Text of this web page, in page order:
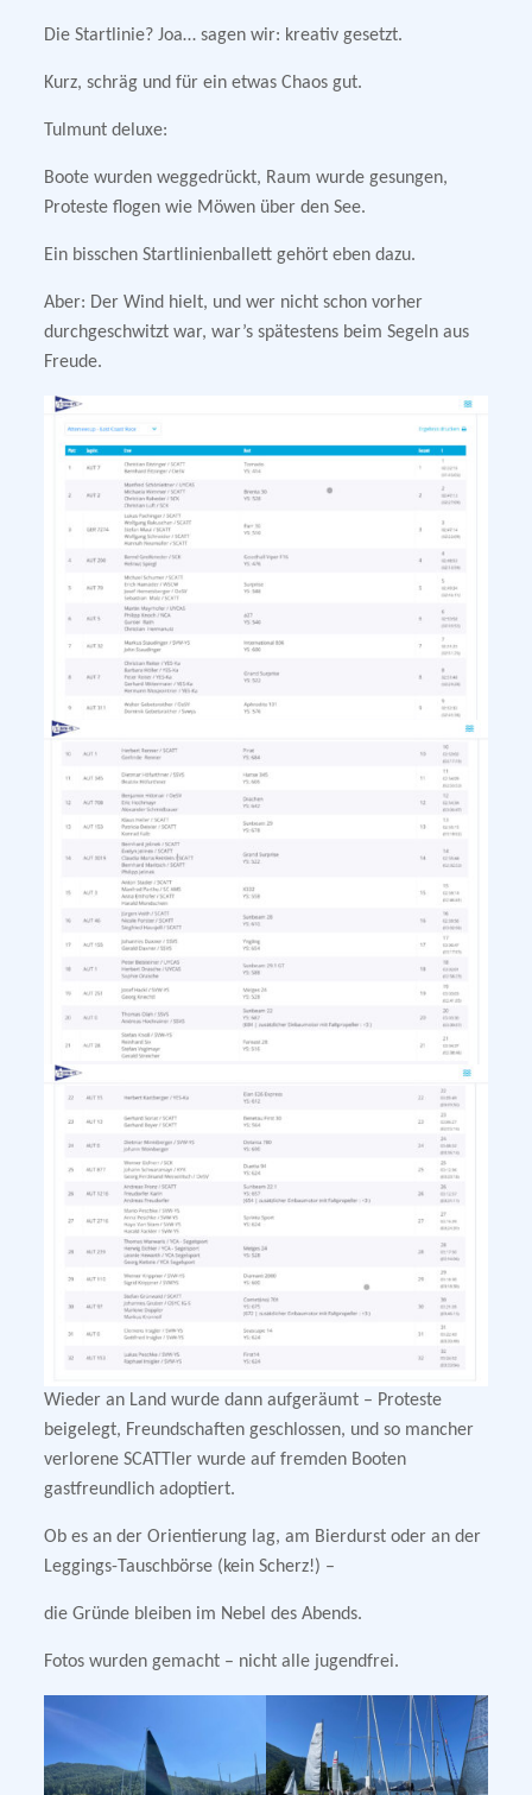
Die Startlinie? Joa… sagen wir: kreativ gesetzt.
Kurz, schräg und für ein etwas Chaos gut.
Tulmunt deluxe:
Boote wurden weggedrückt, Raum wurde gesungen,
Proteste flogen wie Möwen über den See.
Ein bisschen Startlinienballett gehört eben dazu.
Aber: Der Wind hielt, und wer nicht schon vorher
durchgeschwitzt war, war’s spätestens beim Segeln aus
Freude.
Wieder an Land wurde dann aufgeräumt – Proteste
beigelegt, Freundschaften geschlossen, und so mancher
verlorene SCATTler wurde auf fremden Booten
gastfreundlich adoptiert.
Ob es an der Orientierung lag, am Bierdurst oder an der
Leggings-Tauschbörse (kein Scherz!) –
die Gründe bleiben im Nebel des Abends.
Fotos wurden gemacht – nicht alle jugendfrei.